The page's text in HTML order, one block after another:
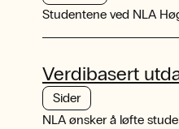
Studentene ved NLA
Verdibasert
Sider
NLA ønsker å løfte